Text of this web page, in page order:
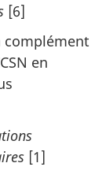
[6]
en
[1]